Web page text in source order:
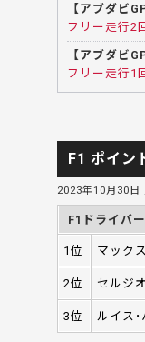
【アブダビ
フリー走行2
【アブダビ
フリー走行1
F1 ポイン
2023年10月30日
F1ドライバ
1位 マック
2位 セルジ
3位 ルイス･